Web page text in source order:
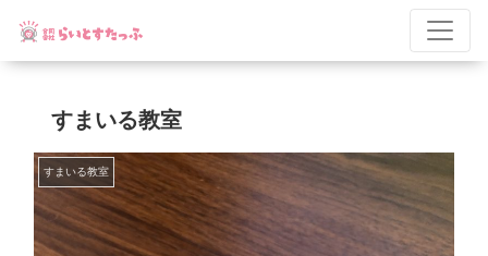
すまいる教室
すまいる教室